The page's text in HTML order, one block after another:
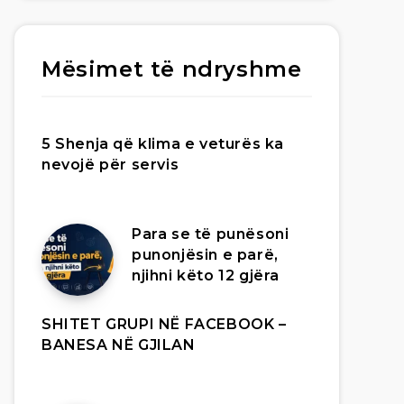
Mësimet të ndryshme
5 Shenja që klima e veturës ka
nevojë për servis
Para se të punësoni
punonjësin e parë,
njihni këto 12 gjëra
SHITET GRUPI NË FACEBOOK –
BANESA NË GJILAN